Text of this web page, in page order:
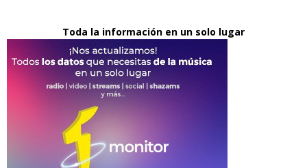
Toda la información en un solo lugar